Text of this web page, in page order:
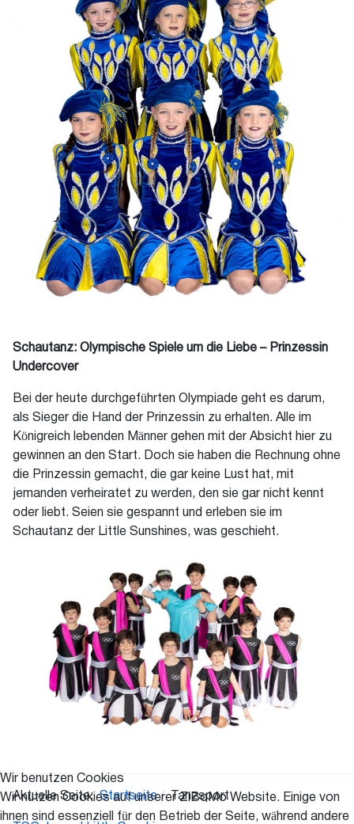
Schautanz: Olympische Spiele um die Liebe – Prinzessin
Undercover
Bei der heute durchgeführten Olympiade geht es darum,
als Sieger die Hand der Prinzessin zu erhalten. Alle im
Königreich lebenden Männer gehen mit der Absicht hier zu
gewinnen an den Start. Doch sie haben die Rechnung ohne
die Prinzessin gemacht, die gar keine Lust hat, mit
jemanden verheiratet zu werden, den sie gar nicht kennt
oder liebt. Seien sie gespannt und erleben sie im
Schautanz der Little Sunshines, was geschieht.
Aktuelle Seite:Startseite Tanzsport
Wir benutzen Cookies
Wir nutzen Cookies auf unserer ZiBoMo Website. Einige von
ihnen sind essenziell für den Betrieb der Seite, während andere